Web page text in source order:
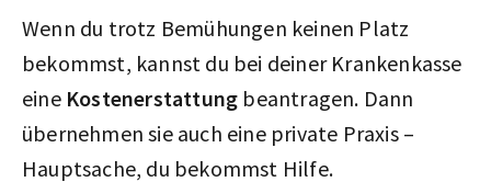
Wenn du trotz Bemühungen keinen Platz
bekommst, kannst du bei deiner Krankenkasse
eine Kostenerstattung beantragen. Dann
übernehmen sie auch eine private Praxis –
Hauptsache, du bekommst Hilfe.